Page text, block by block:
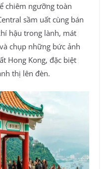
chiêm ngưỡng toàn
sầm uất cùng bán
hậu trong lành, mát
chụp những bức ảnh
Hong Kong, đặc biệt
thị lên đèn.